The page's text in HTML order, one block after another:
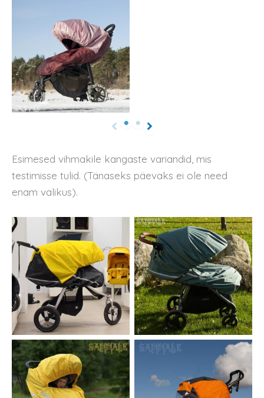
Esimesed vihmakile kangaste variandid, mis
testimisse tulid. (Tänaseks päevaks ei ole need
enam valikus).